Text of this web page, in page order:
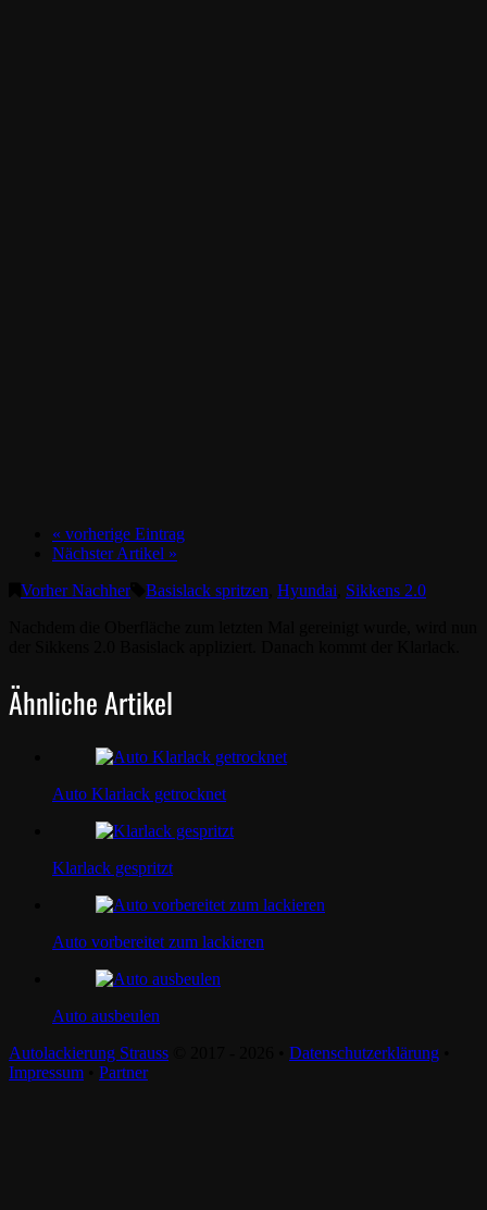
« vorherige Eintrag
Nächster Artikel »
Vorher Nachher
Basislack spritzen Hyundai Sikkens 2.0
Ähnliche Artikel
Auto Klarlack getrocknet
Klarlack gespritzt
Auto vorbereitet zum lackieren
Auto ausbeulen
Autolackierung Strauss
Datenschutzerklärung
Impressum
Partner